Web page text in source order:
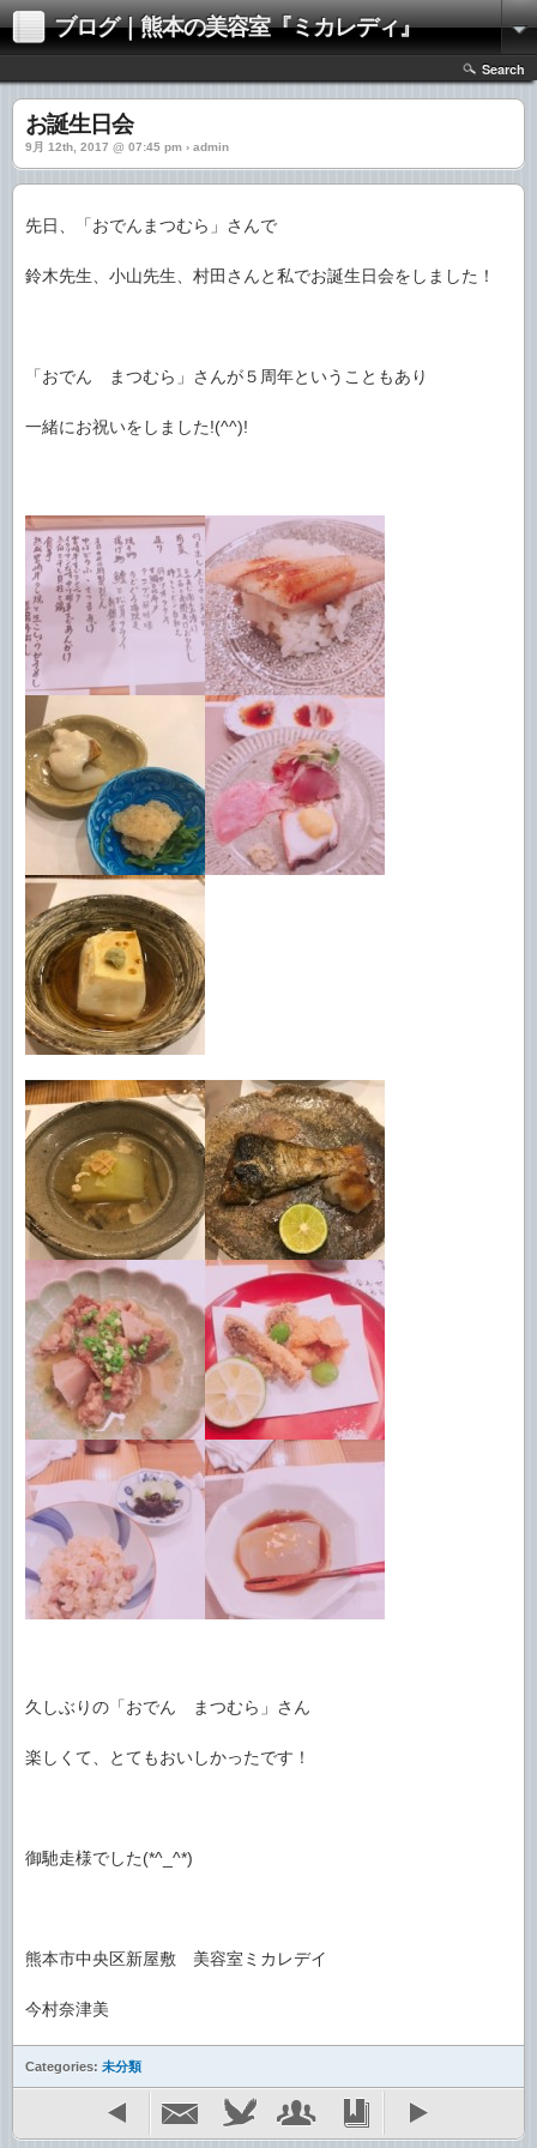
ブログ｜熊本の美容室『ミカレディ』
Search
お誕生日会
9月 12th, 2017 @ 07:45 pm › admin
先日、「おでんまつむら」さんで
鈴木先生、小山先生、村田さんと私でお誕生日会をしました！
「おでん まつむら」さんが５周年ということもあり
一緒にお祝いをしました!(^^)!
久しぶりの「おでん まつむら」さん
楽しくて、とてもおいしかったです！
御馳走様でした(*^_^*)
熊本市中央区新屋敷 美容室ミカレデイ
今村奈津美
Categories: 未分類